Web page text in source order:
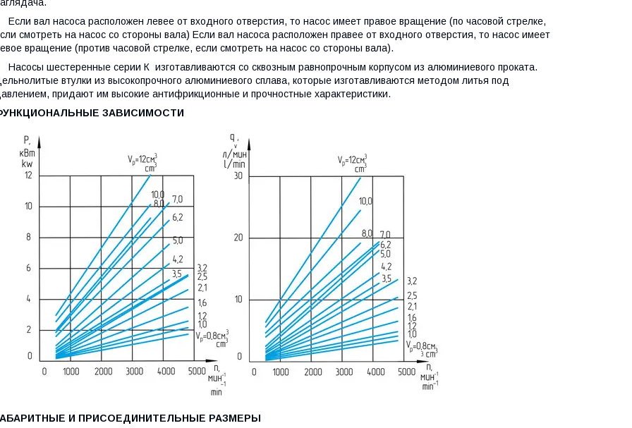
вал насоса расположен левее от входного отверстия, то насос имеет правое вращение (по часовой cтрелке,
смотреть на насос со стороны вала) Если вал насоса расположен правее от входного отверстия, то насос имеет
вращение (против часовой стрелке, если смотреть на насос со стороны вала).
шестеренные серии К изготавливаются со сквозным равнопрочным корпусом из алюминиевого проката.
втулки из высокопрочного алюминиевого сплава, которые изготавливаются методом литья под
придают им высокие антифрикционные и прочностные характеристики.
ЗАВИСИМОСТИ
И ПРИСОЕДИНИТЕЛЬНЫЕ РАЗМЕРЫ